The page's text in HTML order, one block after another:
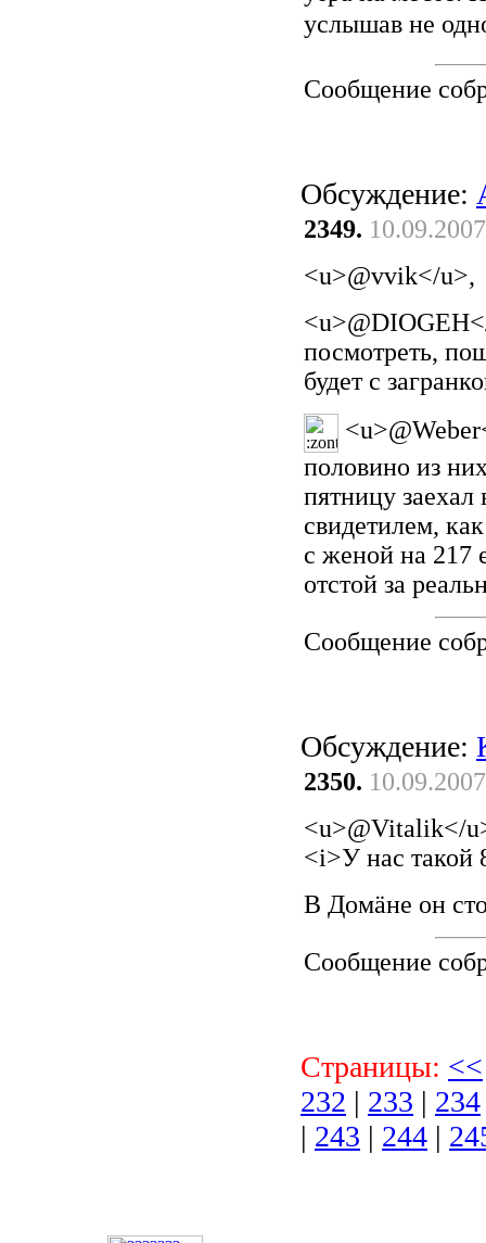
услышав не
Сообщение
Обсуждение:
2349.
<u>@vvik</u>,
посмотреть,
будет с
половино из
пятницу заехал
свидетилем,
с женой на 217
отстой за
Сообщение
Обсуждение:
2350.
<u>@Vitalik</
<i>У нас такой
В Домäне он
Сообщение
Страницы: <<
232 | 233 | 234
| 243 | 244 |